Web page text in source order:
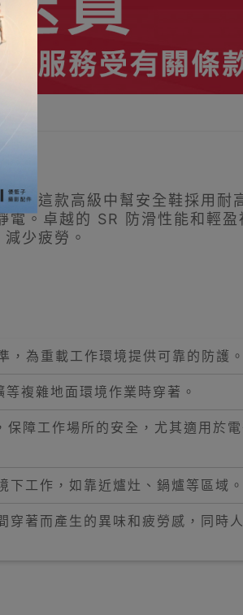
。這款高級中幫安全鞋採用耐
。卓越的 SR 防滑性能和輕盈
少疲勞。
為重載工作環境提供可靠的防護。
複雜地面環境作業時穿著。
障工作場所的安全，尤其適用於
工作，如靠近爐灶、鍋爐等區域。
著而產生的異味和疲勞感，同時